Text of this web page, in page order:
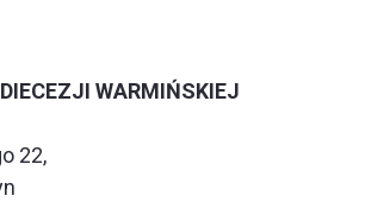
WARMIŃSKIEJ
22,